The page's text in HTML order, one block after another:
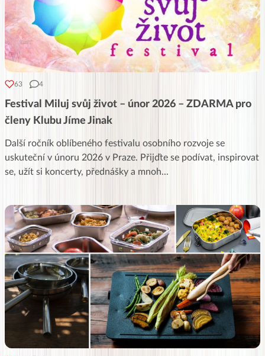
63 4
Festival Miluj svůj život – únor 2026 – ZDARMA pro
členy Klubu Jíme Jinak
Další ročník oblíbeného festivalu osobního rozvoje se
uskuteční v únoru 2026 v Praze. Přijďte se podívat, inspirovat
se, užít si koncerty, přednášky a mnoh...